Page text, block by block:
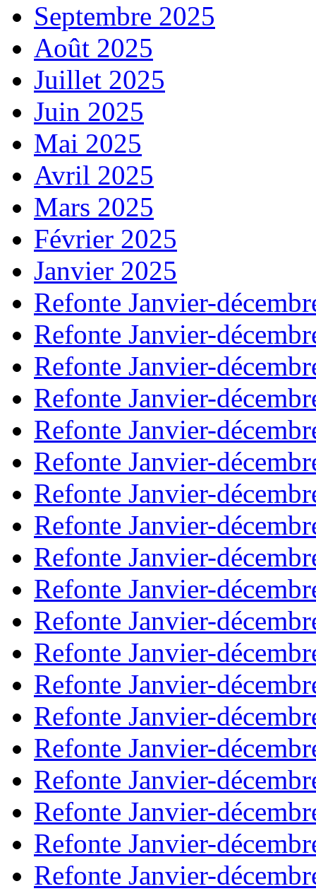
Septembre 2025
Août 2025
Juillet 2025
Juin 2025
Mai 2025
Avril 2025
Mars 2025
Février 2025
Janvier 2025
Refonte Janvier-
Refonte Janvier-
Refonte Janvier-
Refonte Janvier-
Refonte Janvier-
Refonte Janvier-
Refonte Janvier-
Refonte Janvier-
Refonte Janvier-
Refonte Janvier-
Refonte Janvier-
Refonte Janvier-
Refonte Janvier-
Refonte Janvier-
Refonte Janvier-
Refonte Janvier-
Refonte Janvier-
Refonte Janvier-
Refonte Janvier-